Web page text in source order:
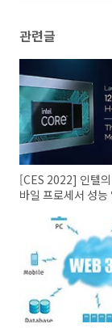
관련글
[CES 2022] 인텔
바일 프로세서 성능